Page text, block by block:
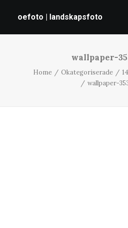
oefoto | landskapsfoto
GALLERI
wallpaper-
Home Okategoriserade
wallpaper-